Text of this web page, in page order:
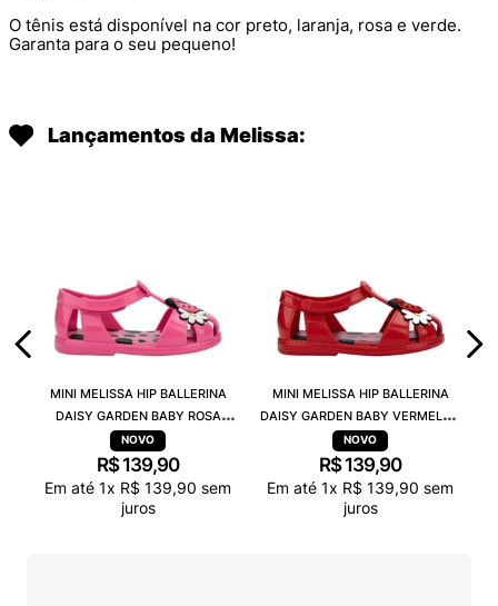
O tênis está disponível na cor preto, laranja, rosa e verde.
Garanta para o seu pequeno!
Lançamentos da Melissa:
MINI MELISSA HIP BALLERINA
DAISY GARDEN BABY ROSA
PRETO 38115
R$ 139,90
Em até 1x R$ 139,90 sem
juros
MINI MELISSA HIP BALLERINA
DAISY GARDEN BABY VERMELHO
PRETO 38115
R$ 139,90
Em até 1x R$ 139,90 sem
juros